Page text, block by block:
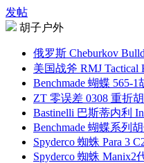
发帖
胡子户外
俄罗斯 Cheburkov
美国战斧 RMJ Tactical
Benchmade 蝴蝶 565-1
ZT 零误差 0308 重折
Bastinelli 巴斯蒂内利
Benchmade 蝴蝶系列
Spyderco 蜘蛛 Para 3
Spyderco 蜘蛛 Manix2